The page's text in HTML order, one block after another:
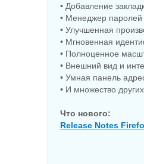
• Добавление
• Менеджер паролей
• Улучшенная
• Мгновенная
• Полноценное
• Внешний вид и
• Умная панель
• И множество
Что нового:
Release Notes